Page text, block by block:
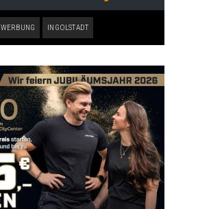
WERBUNG INGOLSTADT